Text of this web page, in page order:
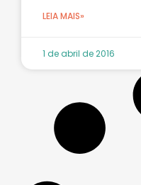
LEIA MAIS»
1 de abril de 2016